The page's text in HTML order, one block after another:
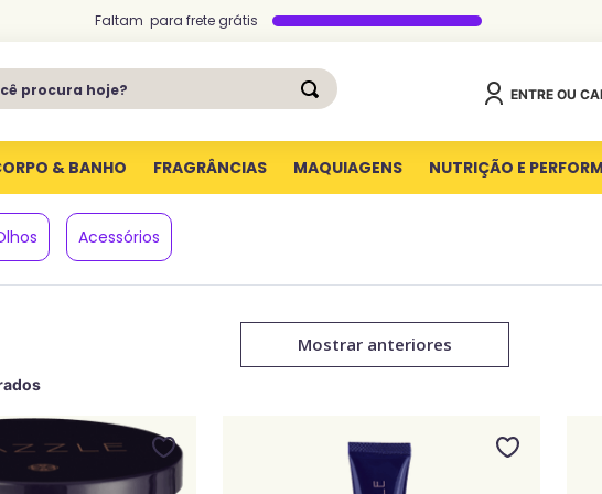
Faltam para frete grátis
procura hoje?
ENTRE OU
& BANHO FRAGRÂNCIAS MAQUIAGENS NUTRIÇÃO E
Acessórios
Mostrar anteriores